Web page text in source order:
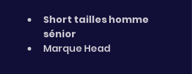
Short tailles homme
sénior
Marque Head